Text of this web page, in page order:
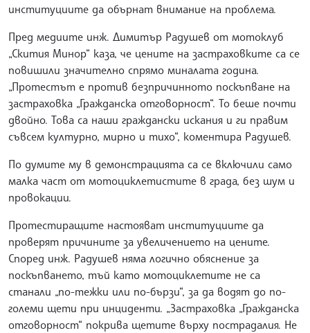
институциите да обърнат внимание на проблема.
Пред медиите инж. Димитър Радушев от мотоклуб
„Скития Минор“ каза, че цените на застраховките са се
повишили значително спрямо миналата година.
„Протестът е против безпричинното поскъпване на
застраховка „Гражданска отговорност“. То беше почти
двойно. Това са наши граждански искания и ги правим
съвсем културно, мирно и тихо“, коментира Радушев.
По думите му в демонстрацията са се включили само
малка част от мотоциклетистите в града, без шум и
провокации.
Протестиращите настояват институциите да
проверят причините за увеличението на цените.
Според инж. Радушев няма логично обяснение за
поскъпването, тъй като мотоциклетите не са
станали „по-тежки или по-бързи“, за да водят до по-
големи щети при инциденти. „Застраховка „Гражданска
отговорност“ покрива щетите върху пострадалия. Не